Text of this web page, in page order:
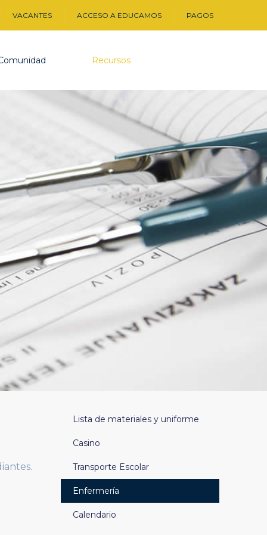
VACANTES ACCESO A EDUCAMOS PAGOS
Recursos
Lista de materiales y uniforme
Casino
Transporte Escolar
Enfermería
Calendario